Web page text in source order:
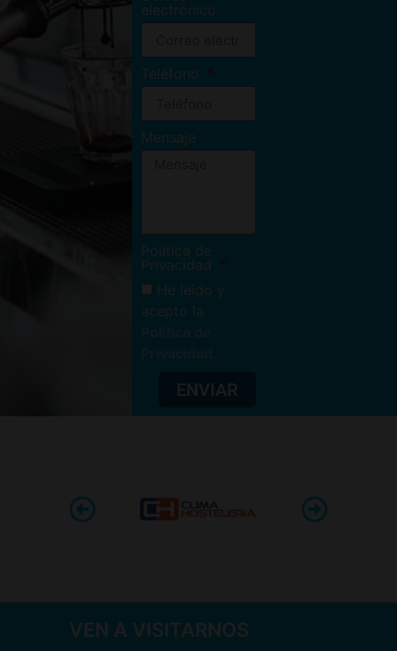
electrónico
Teléfono
Mensaje
Política de
Privacidad
He leído y
acepto la
ENVIAR
VEN A VISITARNOS